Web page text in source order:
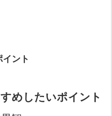
ント
めしたいポイント